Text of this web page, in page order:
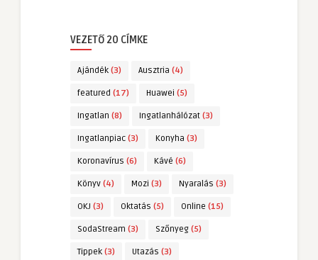
VEZETŐ 20 CÍMKE
Ajándék (3) Ausztria (4)
featured (17) Huawei (5)
Ingatlan (8) Ingatlanhálózat (3)
Ingatlanpiac (3) Konyha (3)
Koronavírus (6) Kávé (6)
Könyv (4) Mozi (3) Nyaralás (3)
OKJ (3) Oktatás (5) Online (15)
SodaStream (3) Szőnyeg (5)
Tippek (3) Utazás (3)